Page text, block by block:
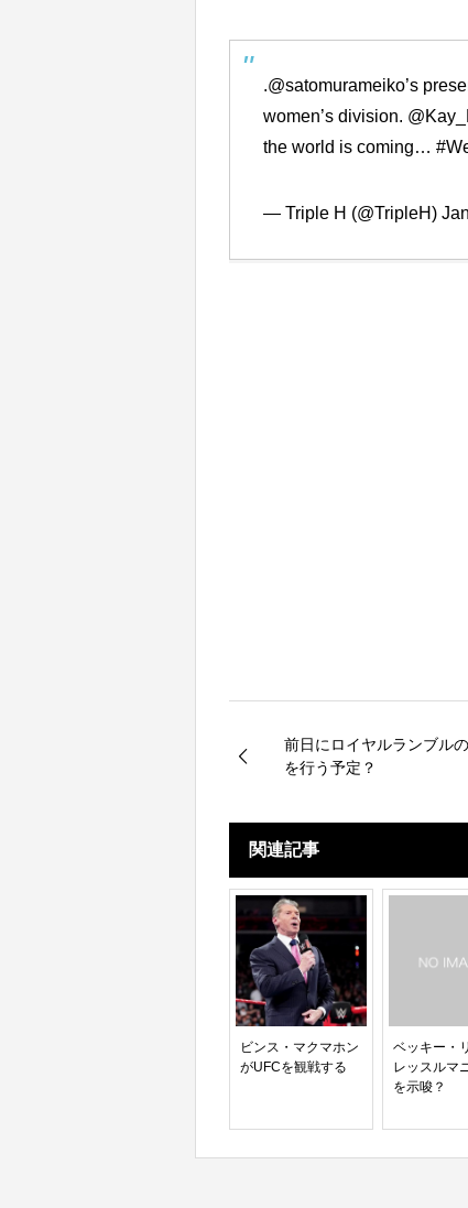
.@satomurameiko’s
women’s division.
the world is coming…
— Triple H (@TripleH)
前日にロイヤルランブル
を行う予定？
関連記事
ビンス・マクマホン
がUFCを観戦する
ベッキー・
レッスルマ
を示唆？